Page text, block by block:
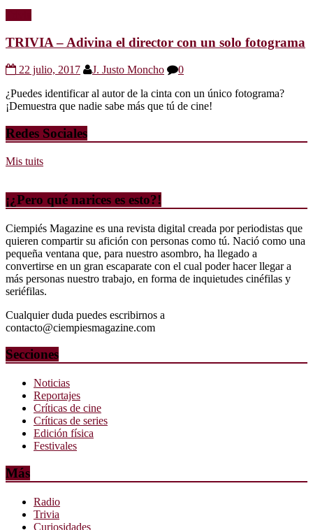
TRIVIA – Adivina el director con un solo fotograma
22 julio, 2017 J. Justo Moncho
0
¿Puedes identificar al autor de la cinta con un único fotograma?
¡Demuestra que nadie sabe más que tú de cine!
Redes Sociales
Mis tuits
¡¿Pero qué narices es esto?!
Ciempiés Magazine es una revista digital creada por periodistas que
quieren compartir su afición con personas como tú. Nació como una
pequeña ventana que, para nuestro asombro, ha llegado a
convertirse en un gran escaparate con el cual poder hacer llegar a
más personas nuestro trabajo, en forma de inquietudes cinéfilas y
seriéfilas.
Cualquier duda puedes escribirnos a
contacto@ciempiesmagazine.com
Secciones
Noticias
Reportajes
Críticas de cine
Críticas de series
Edición física
Festivales
Más
Radio
Trivia
Curiosidades